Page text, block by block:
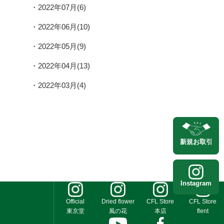
2022年07月(6)
2022年06月(10)
2022年05月(9)
2022年04月(13)
2022年03月(4)
新規お取引
Instagram
Official
東京堂
Dried flower
風の花
CFL Store
本店
CFL Store
flent